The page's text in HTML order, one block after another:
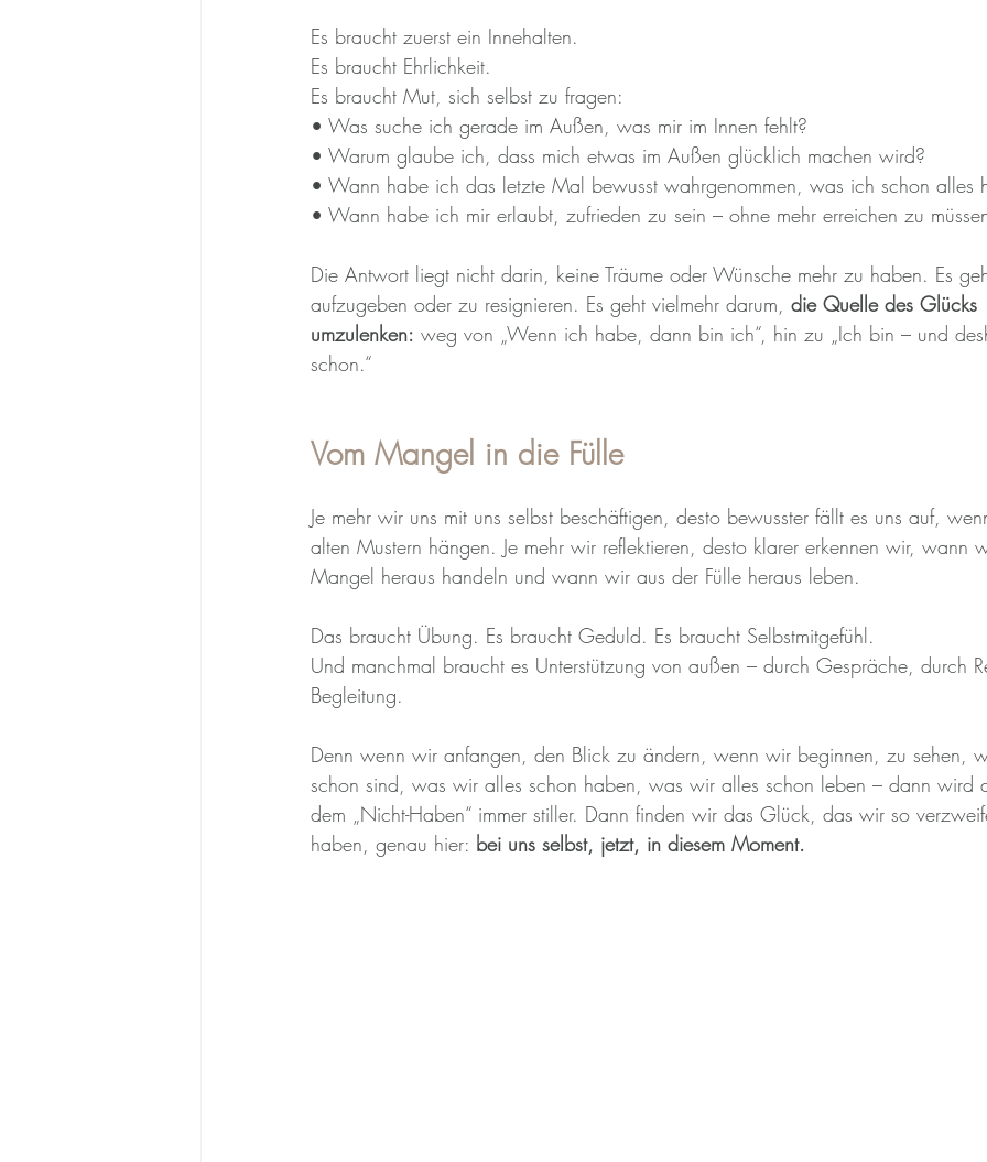
Es braucht zuerst ein Innehalten.
Es braucht Ehrlichkeit.
Es braucht Mut, sich selbst zu fragen:
• Was suche ich gerade im Außen, was mir im Innen fehlt?
• Warum glaube ich, dass mich etwas im Außen glücklich machen wird?
• Wann habe ich das letzte Mal bewusst wahrgenommen, was ich schon alles
• Wann habe ich mir erlaubt, zufrieden zu sein – ohne mehr erreichen zu
Die Antwort liegt nicht darin, keine Träume oder Wünsche mehr zu haben. Es
aufzugeben oder zu resignieren. Es geht vielmehr darum, die Quelle des Glücks
umzulenken: weg von „Wenn ich habe, dann bin ich“, hin zu „Ich bin – und
schon.“
Vom Mangel in die Fülle
Je mehr wir uns mit uns selbst beschäftigen, desto bewusster fällt es uns auf,
alten Mustern hängen. Je mehr wir reflektieren, desto klarer erkennen wir, wann
Mangel heraus handeln und wann wir aus der Fülle heraus leben.
Das braucht Übung. Es braucht Geduld. Es braucht Selbstmitgefühl.
Und manchmal braucht es Unterstützung von außen – durch Gespräche, durch
Begleitung.
Denn wenn wir anfangen, den Blick zu ändern, wenn wir beginnen, zu sehen,
schon sind, was wir alles schon haben, was wir alles schon leben – dann wird
dem „Nicht-Haben“ immer stiller. Dann finden wir das Glück, das wir so
haben, genau hier: bei uns selbst, jetzt, in diesem Moment.